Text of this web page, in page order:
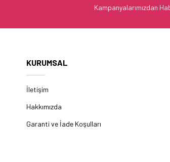
Kampanyalarımızdan
KURUMSAL
İletişim
Hakkımızda
Garanti ve İade Koşulları